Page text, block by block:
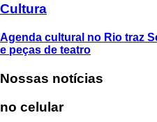
Cultura
Agenda cultural no Rio traz
e peças de teatro
Nossas notícias
no celular